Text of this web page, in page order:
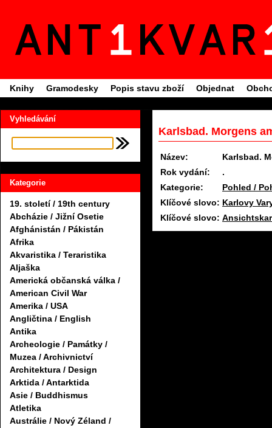
Knihy Gramodesky Popis stavu zboží Objednat
Vyhledávání
Kategorie
19. století / 19th century
Abcházie / Jižní Osetie
Afghánistán / Pákistán
Afrika
Akvaristika / Teraristika
Aljaška
Americká občanská válka /
American Civil War
Amerika / USA
Angličtina / English
Antika
Archeologie / Památky /
Muzea / Archivnictví
Architektura / Design
Arktida / Antarktida
Asie / Buddhismus
Atletika
Austrálie / Nový Zéland /
Karlsbad. Morgens
Název:
Karlsbad.
Rok vydání:
.
Kategorie:
Pohled /
Klíčové slovo:
Klíčové slovo: